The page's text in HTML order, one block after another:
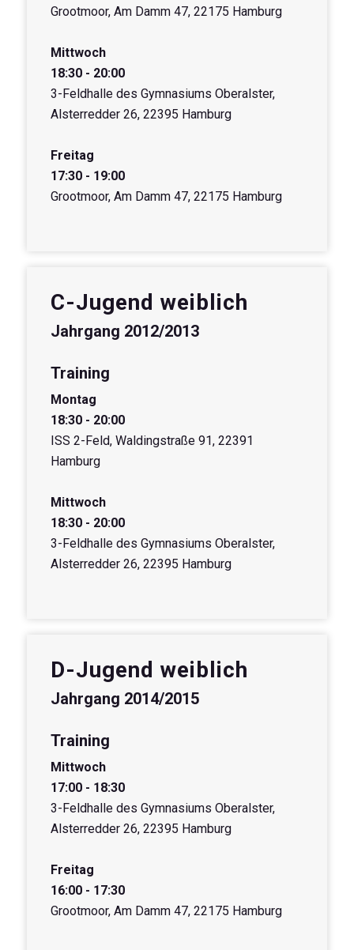
Grootmoor, Am Damm 47, 22175 Hamburg
Mittwoch
18:30 - 20:00
3-Feldhalle des Gymnasiums Oberalster,
Alsterredder 26, 22395 Hamburg
Freitag
17:30 - 19:00
Grootmoor, Am Damm 47, 22175 Hamburg
C-Jugend weiblich
Jahrgang 2012/2013
Training
Montag
18:30 - 20:00
ISS 2-Feld, Waldingstraße 91, 22391
Hamburg
Mittwoch
18:30 - 20:00
3-Feldhalle des Gymnasiums Oberalster,
Alsterredder 26, 22395 Hamburg
D-Jugend weiblich
Jahrgang 2014/2015
Training
Mittwoch
17:00 - 18:30
3-Feldhalle des Gymnasiums Oberalster,
Alsterredder 26, 22395 Hamburg
Freitag
16:00 - 17:30
Grootmoor, Am Damm 47, 22175 Hamburg